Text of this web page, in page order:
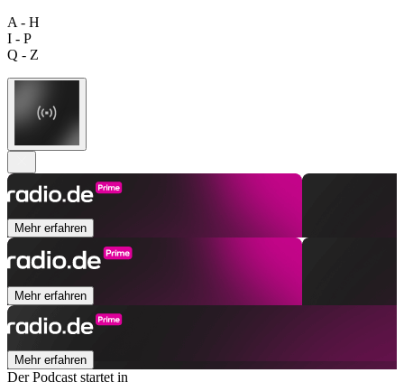
A - H
I - P
Q - Z
Mehr erfahren
Mehr erfahren
Mehr erfahren
Der Podcast startet in